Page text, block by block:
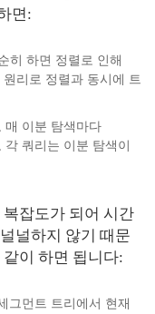
면:
히 하면 정렬로 인해
리로 정렬과 동시에 트
매 이분 탐색마다
각 쿼리는 이분 탐색이
복잡도가 되어 시간
널하지 않기 때문
이 하면 됩니다:
그먼트 트리에서 현재